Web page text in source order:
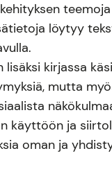
löytyy
lisäksi kirjassa
mutta
käyttöön ja
oman ja